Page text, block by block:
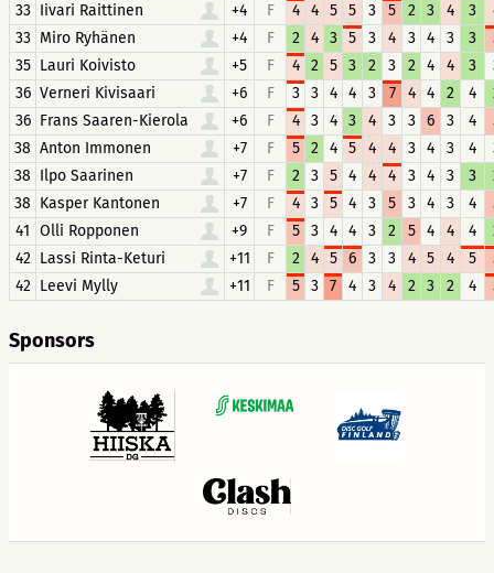
33 Iivari Raittinen +4 F 4 4 5 5 3 5 2 3 4 3
33 Miro Ryhänen +4 F 2 4 3 5 3 4 3 4 3 3
35 Lauri Koivisto +5 F 4 2 5 3 2 3 2 4 4 3
36 Verneri Kivisaari +6 F 3 3 4 4 3 7 4 4 2 4
36 Frans Saaren-Kierola +6 F 4 3 4 3 4 3 3 6 3 4
38 Anton Immonen +7 F 5 2 4 5 4 4 3 4 3 4
38 Ilpo Saarinen +7 F 2 3 5 4 4 4 3 4 3 3
38 Kasper Kantonen +7 F 4 3 5 4 3 5 3 4 3 4
41 Olli Ropponen +9 F 5 3 4 4 3 2 5 4 4 4
42 Lassi Rinta-Keturi +11 F 2 4 5 6 3 3 4 5 4 5
42 Leevi Mylly +11 F 5 3 7 4 3 4 2 3 2 4
Sponsors